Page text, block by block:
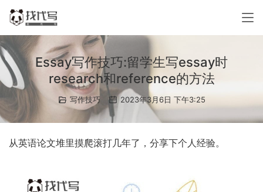
Essay写作技巧:留学生写essay时
research和reference的方法
写作技巧 2023年3月6日 下午3:25
从英语论文堆里摸爬滚打几年了，分享下个人经验。